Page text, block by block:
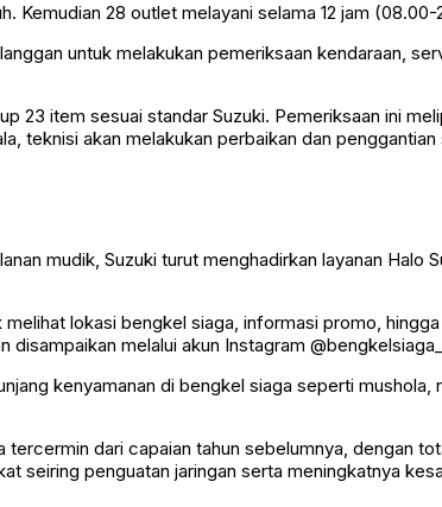
Kemudian 28 outlet melayani selama 12 jam
untuk melakukan pemeriksaan kendaraan,
23 item sesuai standar Suzuki. Pemeriksaan ini
teknisi akan melakukan perbaikan dan
mudik, Suzuki turut menghadirkan layanan
lokasi bengkel siaga, informasi promo,
melalui akun Instagram
kenyamanan di bengkel siaga seperti
tercermin dari capaian tahun sebelumnya, dengan
seiring penguatan jaringan serta meningkatnya